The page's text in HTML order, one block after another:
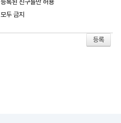
등록된 친구들만 허용
모두 금지